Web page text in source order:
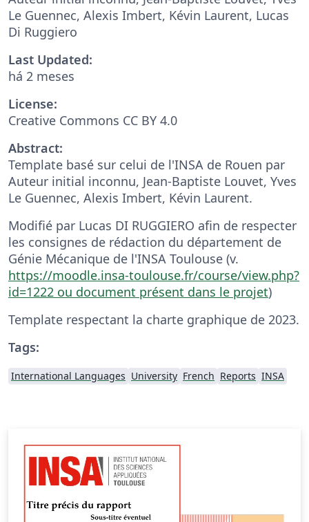
Le Guennec, Alexis Imbert, Kévin Laurent, Lucas
Di Ruggiero
Last Updated:
há 2 meses
License:
Creative Commons CC BY 4.0
Abstract:
Template basé sur celui de l'INSA de Rouen par
Auteur initial inconnu, Jean-Baptiste Louvet, Yves
Le Guennec, Alexis Imbert, Kévin Laurent.
Modifié par Lucas DI RUGGIERO afin de respecter
les consignes de rédaction du département de
Génie Mécanique de l'INSA Toulouse (v.
https://moodle.insa-toulouse.fr/course/view.php?
id=1222 ou document présent dans le projet)
Template respectant la charte graphique de 2023.
Tags:
International Languages University French Reports INSA